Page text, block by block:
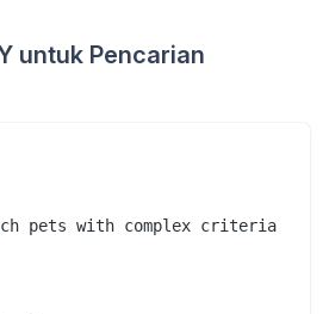
untuk Pencarian
pets with complex criteria